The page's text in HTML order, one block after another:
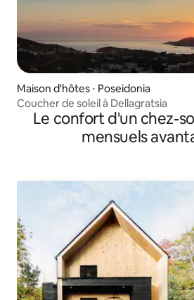
Maison d'hôtes ⋅ Poseidonia
Coucher de soleil à Dellagratsia
Le confort d'un chez-
mensuels